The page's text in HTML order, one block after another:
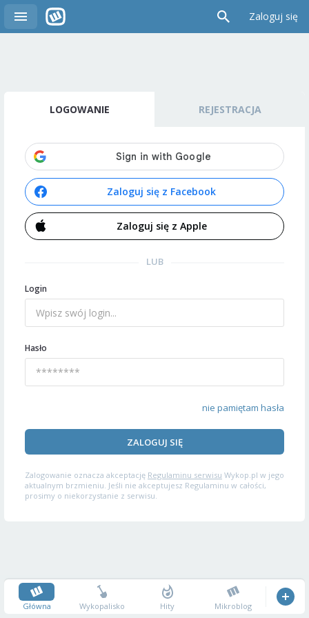
Zaloguj się
LOGOWANIE REJESTRACJA
Zaloguj się z Facebook
Zaloguj się z Apple
LUB
Login
Hasło
nie pamiętam hasła
ZALOGUJ SIĘ
Zalogowanie oznacza akceptację Regulaminu serwisu Wykop.pl w jego
aktualnym brzmieniu. Jeśli nie akceptujesz Regulaminu w całości,
prosimy o niekorzystanie z serwisu.
Główna Wykopalisko Hity Mikroblog